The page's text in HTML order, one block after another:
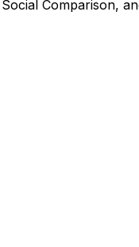
Comparison,